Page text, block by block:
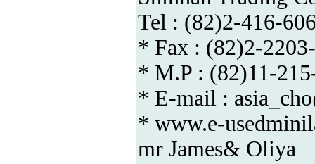
Tel : (82)2-416-
* Fax : (82)2-
* M.P : (82)11-
* E-mail :
* www.e-
mr James& Oliya